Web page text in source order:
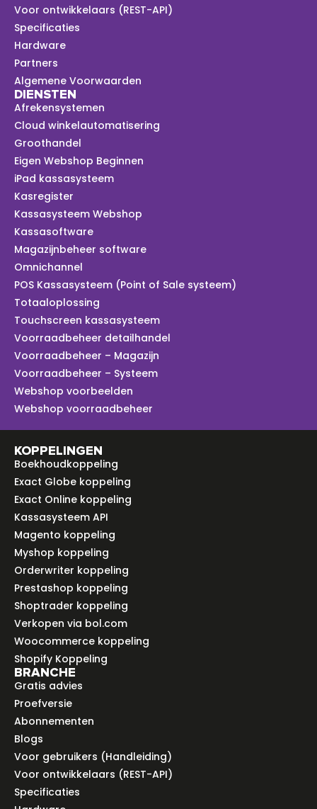
DIENSTEN
Afrekensystemen
Cloud winkelautomatisering
Groothandel
Eigen Webshop Beginnen
iPad kassasysteem
Kasregister
Kassasysteem Webshop
Kassasoftware
Magazijnbeheer software
Omnichannel
POS Kassasysteem (Point of Sale systeem)
Totaaloplossing
Touchscreen kassasysteem
Voorraadbeheer detailhandel
Voorraadbeheer – Magazijn
Voorraadbeheer – Systeem
Webshop voorbeelden
Webshop voorraadbeheer
Voor ontwikkelaars (REST-API)
Specificaties
Hardware
Partners
Algemene Voorwaarden
KOPPELINGEN
Boekhoudkoppeling
Exact Globe koppeling
Exact Online koppeling
Kassasysteem API
Magento koppeling
Myshop koppeling
Orderwriter koppeling
Prestashop koppeling
Shoptrader koppeling
Verkopen via bol.com
Woocommerce koppeling
Shopify Koppeling
BRANCHE
Gratis advies
Proefversie
Abonnementen
Blogs
Voor gebruikers (Handleiding)
Voor ontwikkelaars (REST-API)
Specificaties